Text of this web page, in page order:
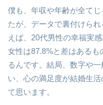
僕も、年収や年齢が全て
たが、データで裏付けら
えば、20代男性の幸福実
女性は87.8%と差はあるも
るんです。結局、数字や
い、心の満足度が結婚生
て思います。